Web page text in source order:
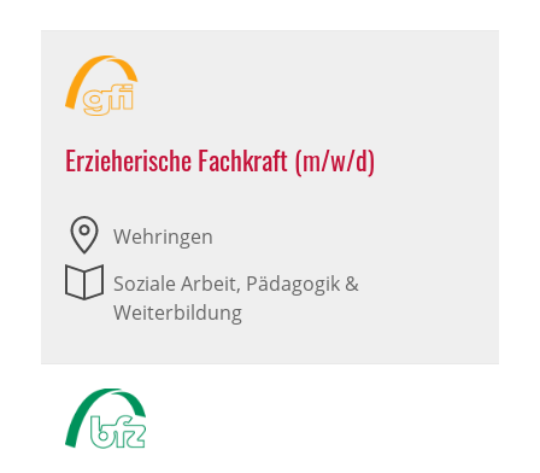
Erzieherische Fachkraft (m/w/d)
Wehringen
Soziale Arbeit, Pädagogik &
Weiterbildung